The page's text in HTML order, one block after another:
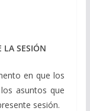
LA SESIÓN
en que los
asuntos que
sesión.